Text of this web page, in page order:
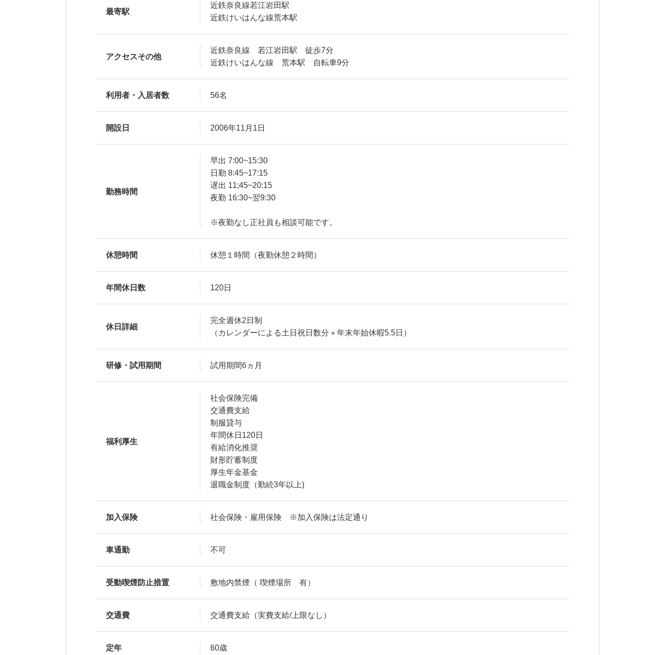
最寄駅
近鉄奈良線若江岩田駅
近鉄けいはんな線荒本駅
アクセスその他
近鉄奈良線 若江岩田駅 徒歩7分
近鉄けいはんな線 荒本駅 自転車9分
利用者・入居者数 56名
開設日 2006年11月1日
勤務時間
早出 7:00~15:30
日勤 8:45~17:15
遅出 11;45~20:15
夜勤 16:30~翌9:30
※夜勤なし正社員も相談可能です。
休憩時間 休憩１時間（夜勤休憩２時間）
年間休日数 120日
休日詳細
完全週休2日制
（カレンダーによる土日祝日数分＋年末年始休暇5.5日）
研修・試用期間 試用期間6ヵ月
福利厚生
社会保険完備
交通費支給
制服貸与
年間休日120日
有給消化推奨
財形貯蓄制度
厚生年金基金
退職金制度（勤続3年以上)
加入保険 社会保険・雇用保険 ※加入保険は法定通り
車通勤 不可
受動喫煙防止措置 敷地内禁煙（ 喫煙場所 有）
交通費 交通費支給（実費支給/上限なし）
定年 60歳